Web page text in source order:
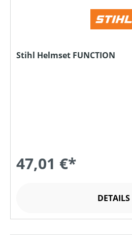
Stihl Helmset FUNCTION
47,01 €*
DETAILS